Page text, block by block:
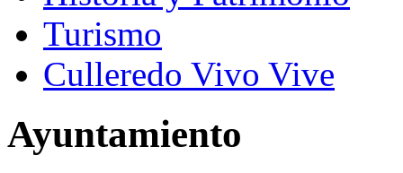
Turismo
Culleredo Vivo Vive
Ayuntamiento